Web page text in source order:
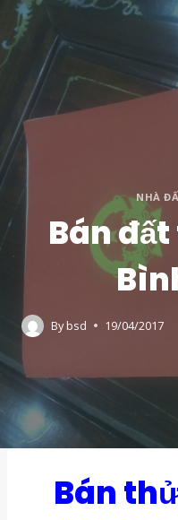
Skip
content
NHÀ
Bán
Bybsd 19/04/2017
Bán